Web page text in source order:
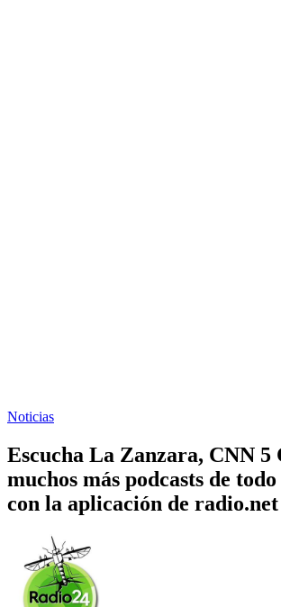
Noticias
Escucha La Zanzara, CNN 5
muchos más podcasts de
con la aplicación de radio.net